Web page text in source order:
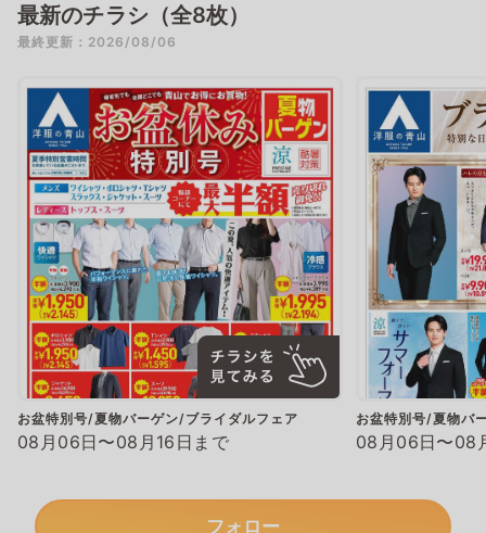
最新のチラシ（全8枚）
最終更新：2026/08/06
お盆特別号/夏物バーゲン/ブライダルフェア
08月06日〜08月16日まで
お盆特別号/夏物バ
08月06日〜08
フォロー